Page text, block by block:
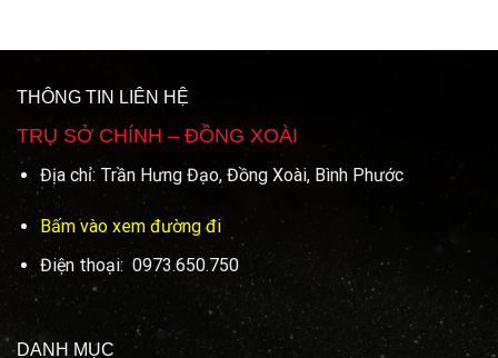
THÔNG TIN LIÊN HỆ
TRỤ SỞ CHÍNH – ĐỒNG XOÀI
Địa chỉ: Trần Hưng Đạo, Đồng Xoài, Bình Phước
Bấm vào xem đường đi
Điện thoại: 0973.650.750
DANH MỤC